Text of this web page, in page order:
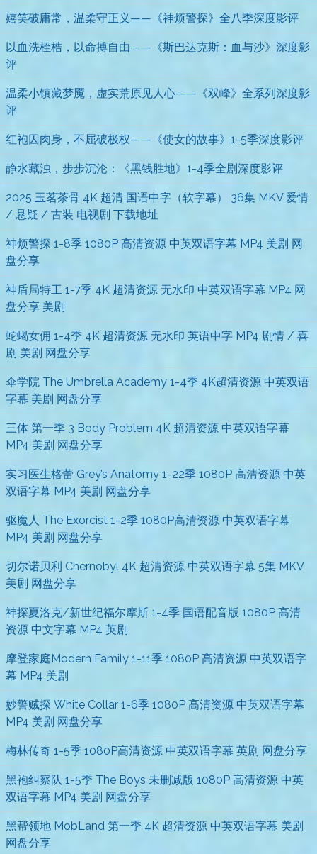
嬉笑破庸常，温柔守正义——《神烦警探》全八季深度影评
以血洗桎梏，以命搏自由——《斯巴达克斯：血与沙》深度影
评
温柔小镇藏梦魇，虚实荒原见人心——《双峰》全系列深度影
评
红袍囚肉身，不屈破极权——《使女的故事》1-5季深度影评
静水藏浊，步步沉沦：《黑钱胜地》1-4季全剧深度影评
2025 玉茗茶骨 4K 超清 国语中字（软字幕） 36集 MKV 爱情
/ 悬疑 / 古装 电视剧 下载地址
神烦警探 1-8季 1080P 高清资源 中英双语字幕 MP4 美剧 网
盘分享
神盾局特工 1-7季 4K 超清资源 无水印 中英双语字幕 MP4 网
盘分享 美剧
蛇蝎女佣 1-4季 4K 超清资源 无水印 英语中字 MP4 剧情 / 喜
剧 美剧 网盘分享
伞学院 The Umbrella Academy 1-4季 4K超清资源 中英双语
字幕 美剧 网盘分享
三体 第一季 3 Body Problem 4K 超清资源 中英双语字幕
MP4 美剧 网盘分享
实习医生格蕾 Grey’s Anatomy 1-22季 1080P 高清资源 中英
双语字幕 MP4 美剧 网盘分享
驱魔人 The Exorcist 1-2季 1080P高清资源 中英双语字幕
MP4 美剧 网盘分享
切尔诺贝利 Chernobyl 4K 超清资源 中英双语字幕 5集 MKV
美剧 网盘分享
神探夏洛克/新世纪福尔摩斯 1-4季 国语配音版 1080P 高清
资源 中文字幕 MP4 英剧
摩登家庭Modern Family 1-11季 1080P 高清资源 中英双语字
幕 MP4 美剧
妙警贼探 White Collar 1-6季 1080P 高清资源 中英双语字幕
MP4 美剧 网盘分享
梅林传奇 1-5季 1080P高清资源 中英双语字幕 英剧 网盘分享
黑袍纠察队 1-5季 The Boys 未删减版 1080P 高清资源 中英
双语字幕 MP4 美剧 网盘分享
黑帮领地 MobLand 第一季 4K 超清资源 中英双语字幕 美剧
网盘分享